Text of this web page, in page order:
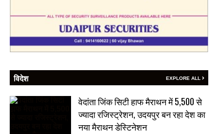
विदेश EXPLORE ALL
वेदांता जिंक सिटी हाफ मैराथन में 5,500 से
ज्यादा रजिस्ट्रेशन, उदयपुर बन रहा देश का
नया मैराथन डेस्टिनेशन